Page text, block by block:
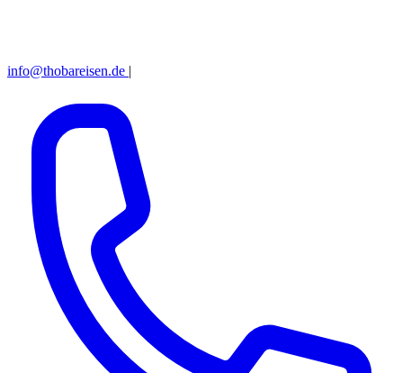
info@thobareisen.de |